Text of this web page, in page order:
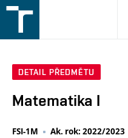
v
DETAIL PŘEDMĚTU
Matematika I
FSI-1M Ak. rok: 2022/2023